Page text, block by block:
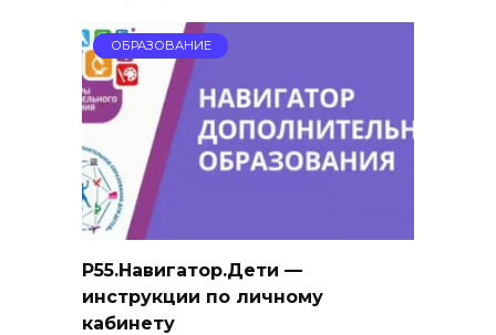
ОБРАЗОВАНИЕ
Р55.Навигатор.Дети —
инструкции по личному
кабинету